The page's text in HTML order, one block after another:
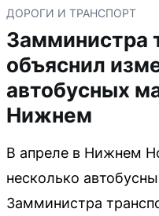
ДОРОГИ И ТРАНСПОРТ
Замминистра
объяснил
автобусных
Нижнем
В апреле в Нижнем
несколько
Замминистра